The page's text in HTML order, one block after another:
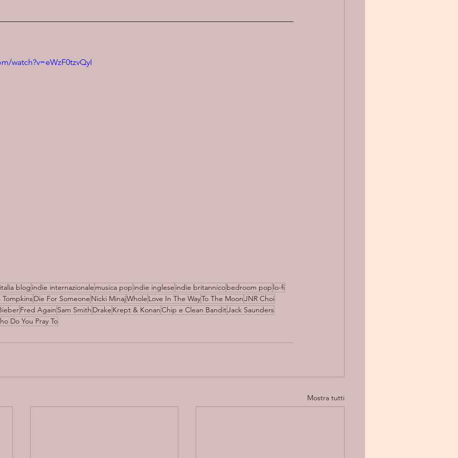
watch?v=eWzF0tzvQyI
blog indie internazionale musica pop indie inglese indie britannicobedroom pop lo-fi
TompkinsDie For Someone Nicki MinajWhole Love In The WayTo The MoonJNR Choi
Fred Again Sam Smith Drake Krept & KonanChip e Clean BanditJack Saunders
Do You Pray To
Mostra tutti